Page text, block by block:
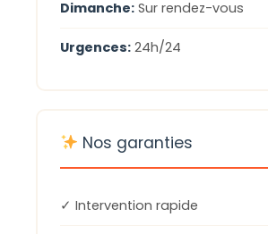
Dimanche: Sur rendez-vous
Urgences: 24h/24
Nos garanties
✓ Intervention rapide